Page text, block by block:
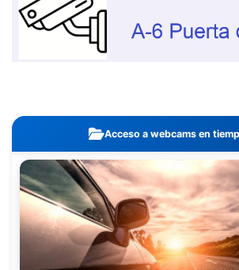
Acceso a webcams en